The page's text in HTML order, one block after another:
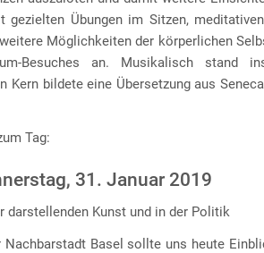
gezielten Übungen im Sitzen,
Möglichkeiten der körperlichen
Besuches an. Musikalisch stand
Kern bildete eine Übersetzung aus
Tag:
31. Januar 2019
darstellenden Kunst und in der Politik
Nachbarstadt Basel sollte uns heute